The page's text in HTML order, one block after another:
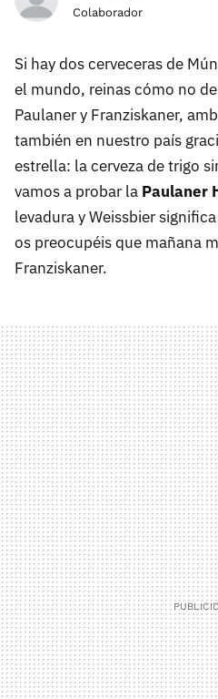
Colaborador
Si hay dos cerveceras de
el mundo, reinas cómo no
Paulaner y Franziskaner,
también en nuestro país
estrella: la cerveza de trigo
vamos a probar la Paulaner
levadura y Weissbier
os preocupéis que mañana
Franziskaner.